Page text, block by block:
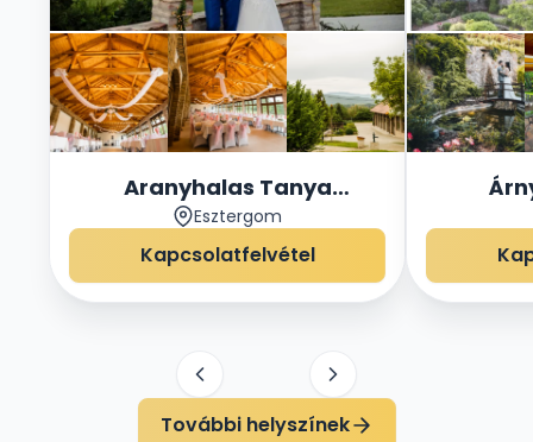
Aranyhalas Tanya
Rendezvényház
Esztergom
Kapcsolatfelvétel
További helyszínek